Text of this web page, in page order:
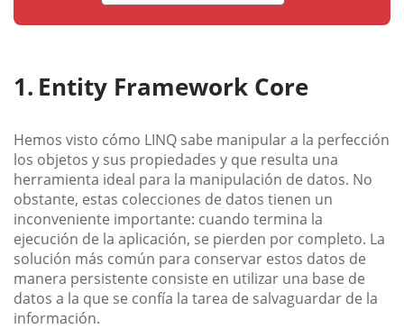
Entity Framework Core
Hemos visto cómo LINQ sabe manipular a la perfección
los objetos y sus propiedades y que resulta una
herramienta ideal para la manipulación de datos. No
obstante, estas colecciones de datos tienen un
inconveniente importante: cuando termina la
ejecución de la aplicación, se pierden por completo. La
solución más común para conservar estos datos de
manera persistente consiste en utilizar una base de
datos a la que se confía la tarea de salvaguardar de la
información.